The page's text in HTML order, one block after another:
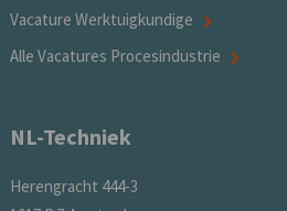
Vacature Werktuigkundige
Alle Vacatures Procesindustrie
NL-Techniek
Herengracht 444-3